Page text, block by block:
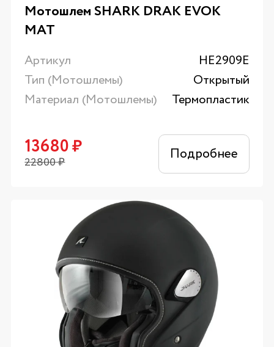
Мотошлем SHARK DRAK EVOK
MAT
Артикул
HE2909E
Тип (Мотошлемы)
Открытый
Материал (Мотошлемы)
Термопластик
13680₽
22800₽ Подробнее